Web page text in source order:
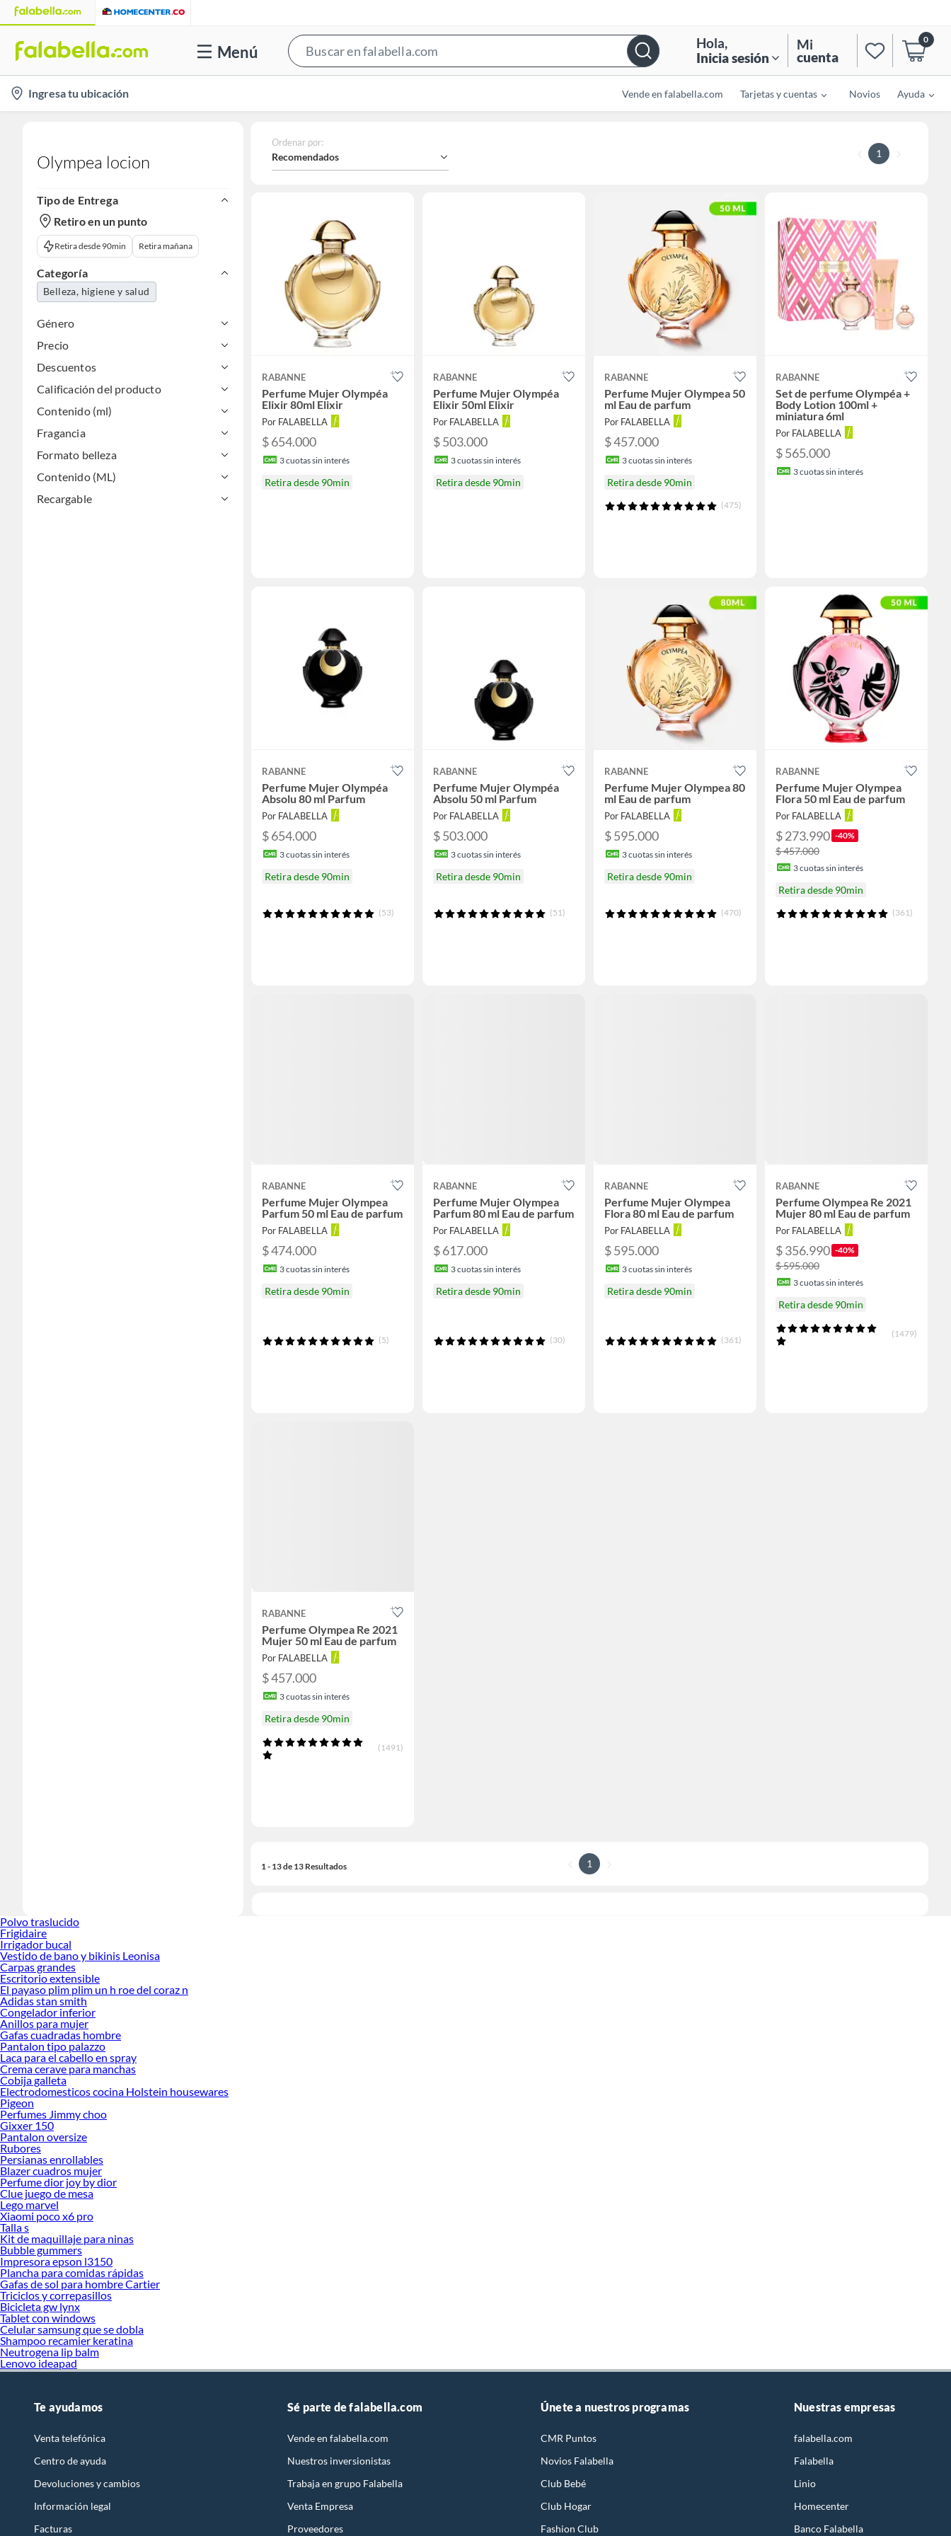
Menú
Bar
Hola,
Inicia sesión
Mi
cuenta
0
location-
icon
Ingresa tu ubicación Vende en falabella.com Tarjetas y cuentas Novios Ayuda
Olympea locion
Tipo de Entrega
Retiro en un punto
Retira desde 90min Retira mañana
Categoría
Belleza, higiene y salud
Género
Precio
Descuentos
Calificación del producto
Contenido (ml)
Fragancia
Formato belleza
Contenido (ML)
Recargable
Ordenar por:
Recomendados 1
RABANNE
Perfume Mujer Olympéa
Elixir 80ml Elixir
Por FALABELLA
$ 654.000
3cuotas sin interés
Retira desde 90min
RABANNE
Perfume Mujer Olympéa
Elixir 50ml Elixir
Por FALABELLA
$ 503.000
3cuotas sin interés
Retira desde 90min
RABANNE
Perfume Mujer Olympea 50
ml Eau de parfum
Por FALABELLA
$ 457.000
3cuotas sin interés
Retira desde 90min
(475)
RABANNE
Set de perfume Olympéa +
Body Lotion 100ml +
miniatura 6ml
Por FALABELLA
$ 565.000
3cuotas sin interés
RABANNE
Perfume Mujer Olympéa
Absolu 80 ml Parfum
Por FALABELLA
$ 654.000
3cuotas sin interés
Retira desde 90min
(53)
RABANNE
Perfume Mujer Olympéa
Absolu 50 ml Parfum
Por FALABELLA
$ 503.000
3cuotas sin interés
Retira desde 90min
(51)
RABANNE
Perfume Mujer Olympea 80
ml Eau de parfum
Por FALABELLA
$ 595.000
3cuotas sin interés
Retira desde 90min
(470)
RABANNE
Perfume Mujer Olympea
Flora 50 ml Eau de parfum
Por FALABELLA
$ 273.990 -40%
$ 457.000
3cuotas sin interés
Retira desde 90min
(361)
RABANNE
Perfume Mujer Olympea
Parfum 50 ml Eau de parfum
Por FALABELLA
$ 474.000
3cuotas sin interés
Retira desde 90min
(5)
RABANNE
Perfume Mujer Olympea
Parfum 80 ml Eau de parfum
Por FALABELLA
$ 617.000
3cuotas sin interés
Retira desde 90min
(30)
RABANNE
Perfume Mujer Olympea
Flora 80 ml Eau de parfum
Por FALABELLA
$ 595.000
3cuotas sin interés
Retira desde 90min
(361)
RABANNE
Perfume Olympea Re 2021
Mujer 80 ml Eau de parfum
Por FALABELLA
$ 356.990 -40%
$ 595.000
3cuotas sin interés
Retira desde 90min
(1479)
RABANNE
Perfume Olympea Re 2021
Mujer 50 ml Eau de parfum
Por FALABELLA
$ 457.000
3cuotas sin interés
Retira desde 90min
(1491)
1 - 13 de 13 Resultados 1
Polvo traslucido
Frigidaire
Irrigador bucal
Vestido de bano y bikinis Leonisa
Carpas grandes
Escritorio extensible
El payaso plim plim un h roe del coraz n
Adidas stan smith
Congelador inferior
Anillos para mujer
Gafas cuadradas hombre
Pantalon tipo palazzo
Laca para el cabello en spray
Crema cerave para manchas
Cobija galleta
Electrodomesticos cocina Holstein housewares
Pigeon
Perfumes Jimmy choo
Gixxer 150
Pantalon oversize
Rubores
Persianas enrollables
Blazer cuadros mujer
Perfume dior joy by dior
Clue juego de mesa
Lego marvel
Xiaomi poco x6 pro
Talla s
Kit de maquillaje para ninas
Bubble gummers
Impresora epson l3150
Plancha para comidas rápidas
Gafas de sol para hombre Cartier
Triciclos y correpasillos
Bicicleta gw lynx
Tablet con windows
Celular samsung que se dobla
Shampoo recamier keratina
Neutrogena lip balm
Lenovo ideapad
Te ayudamos
Venta telefónica
Centro de ayuda
Devoluciones y cambios
Información legal
Facturas
Sé parte de falabella.com
Vende en falabella.com
Nuestros inversionistas
Trabaja en grupo Falabella
Venta Empresa
Proveedores
Únete a nuestros programas
CMR Puntos
Novios Falabella
Club Bebé
Club Hogar
Fashion Club
Nuestras empresas
falabella.com
Falabella
Linio
Homecenter
Banco Falabella